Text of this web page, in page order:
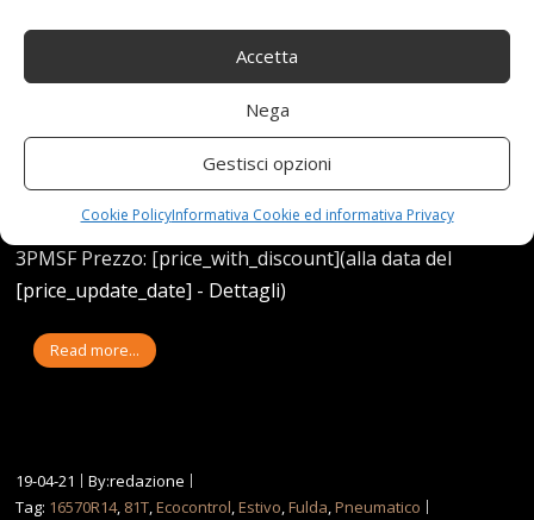
Accetta
Nega
Gestisci opzioni
Cookie PolicyInformativa Cookie ed informativa Privacy
Efficienza del carburante: FAderenza sul bagnato:
CLivello di rumore: 71 dbCaratteristiche specifiche: M+S,
3PMSF Prezzo: [price_with_discount](alla data del
[price_update_date] - Dettagli)
Read more...
19-04-21
By:redazione
Tag: 16570R14, 81T,Ecocontrol,Estivo,Fulda,Pneumatico